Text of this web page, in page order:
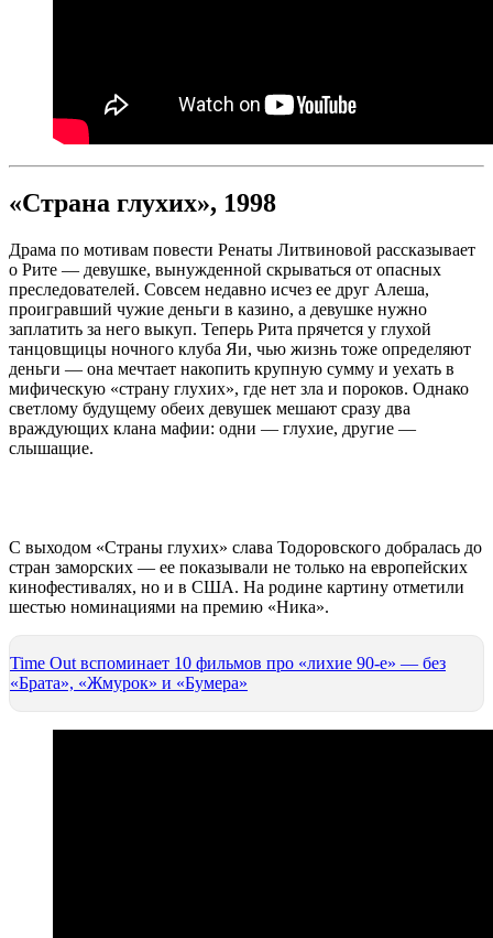
«Страна глухих», 1998
Драма по мотивам повести Ренаты Литвиновой рассказывает
о Рите — девушке, вынужденной скрываться от опасных
преследователей. Совсем недавно исчез ее друг Алеша,
проигравший чужие деньги в казино, а девушке нужно
заплатить за него выкуп. Теперь Рита прячется у глухой
танцовщицы ночного клуба Яи, чью жизнь тоже определяют
деньги — она мечтает накопить крупную сумму и уехать в
мифическую «страну глухих», где нет зла и пороков. Однако
светлому будущему обеих девушек мешают сразу два
враждующих клана мафии: одни — глухие, другие —
слышащие.
С выходом «Страны глухих» слава Тодоровского добралась до
стран заморских — ее показывали не только на европейских
кинофестивалях, но и в США. На родине картину отметили
шестью номинациями на премию «Ника».
Time Out вспоминает 10 фильмов про «лихие 90-е» — без
«Брата», «Жмурок» и «Бумера»